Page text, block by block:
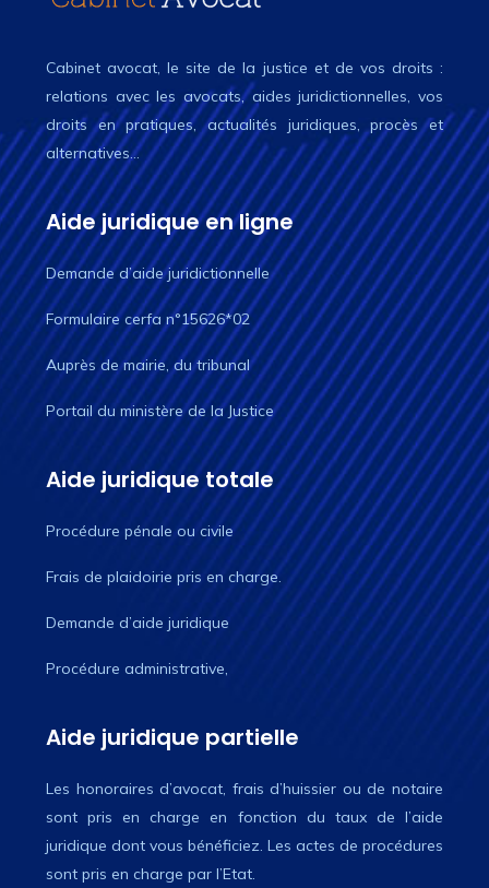
Cabinet avocat, le site de la justice et de vos droits :
relations avec les avocats, aides juridictionnelles, vos
droits en pratiques, actualités juridiques, procès et
alternatives…
Aide juridique en ligne
Demande d’aide juridictionnelle
Formulaire cerfa n°15626*02
Auprès de mairie, du tribunal
Portail du ministère de la Justice
Aide juridique totale
Procédure pénale ou civile
Frais de plaidoirie pris en charge.
Demande d’aide juridique
Procédure administrative,
Aide juridique partielle
Les honoraires d’avocat, frais d’huissier ou de notaire
sont pris en charge en fonction du taux de l’aide
juridique dont vous bénéficiez. Les actes de procédures
sont pris en charge par l’Etat.